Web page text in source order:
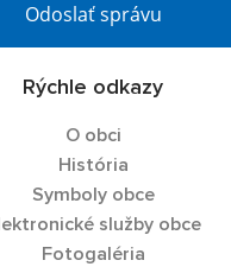
Odoslať správu
Rýchle odkazy
O obci
História
Symboly obce
služby obce
Fotogaléria